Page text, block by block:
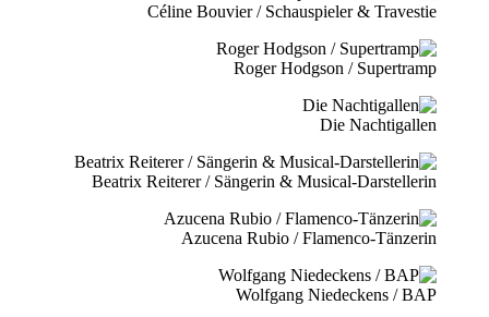
Céline Bouvier / Schauspieler & Travestie
Roger Hodgson / Supertramp
Die Nachtigallen
Beatrix Reiterer / Sängerin & Musical-Darstellerin
Azucena Rubio / Flamenco-Tänzerin
Wolfgang Niedeckens / BAP